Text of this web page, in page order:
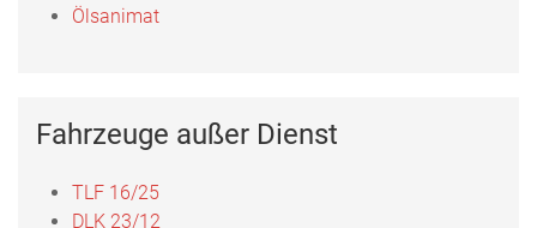
Ölsanimat
Fahrzeuge außer Dienst
TLF 16/25
DLK 23/12